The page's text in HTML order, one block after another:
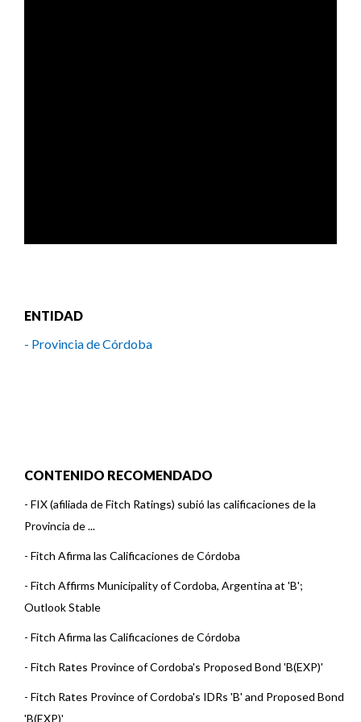
ENTIDAD
- Provincia de Córdoba
CONTENIDO RECOMENDADO
- FIX (afiliada de Fitch Ratings) subió las calificaciones de la
Provincia de ...
- Fitch Afirma las Calificaciones de Córdoba
- Fitch Affirms Municipality of Cordoba, Argentina at 'B';
Outlook Stable
- Fitch Afirma las Calificaciones de Córdoba
- Fitch Rates Province of Cordoba's Proposed Bond 'B(EXP)'
- Fitch Rates Province of Cordoba's IDRs 'B' and Proposed Bond
'B(EXP)'